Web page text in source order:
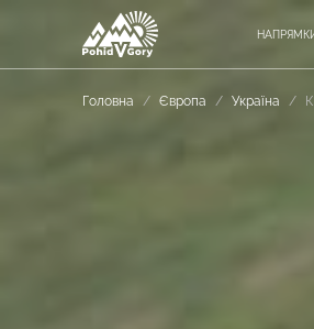
Головна / Європа / Україна /